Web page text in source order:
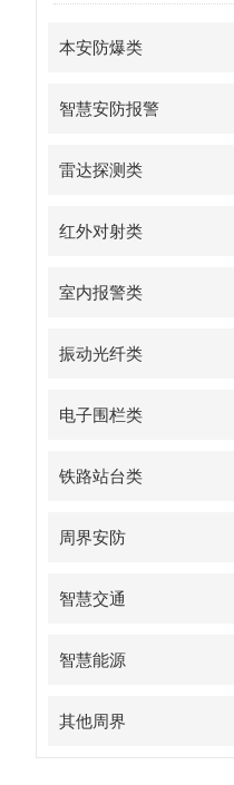
本安防爆类
智慧安防报警
雷达探测类
红外对射类
室内报警类
振动光纤类
电子围栏类
铁路站台类
周界安防
智慧交通
智慧能源
其他周界